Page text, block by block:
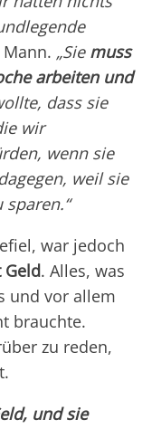
„Sie muss
arbeiten und
dass sie
wir
wenn sie
weil sie
war jedoch
Geld. Alles, was
und vor allem
brauchte.
zu reden,
und sie